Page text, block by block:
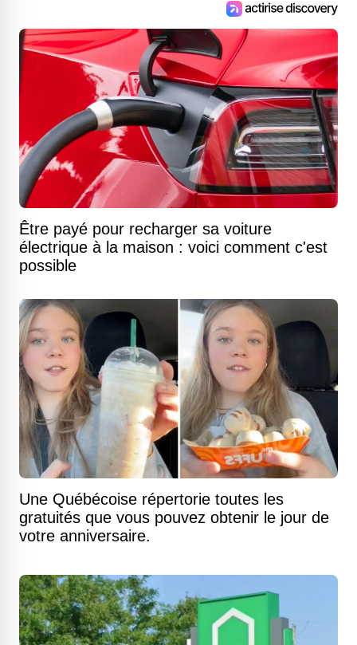
Être payé pour recharger sa voiture
électrique à la maison : voici comment c'est
possible
Une Québécoise répertorie toutes les
gratuités que vous pouvez obtenir le jour de
votre anniversaire.